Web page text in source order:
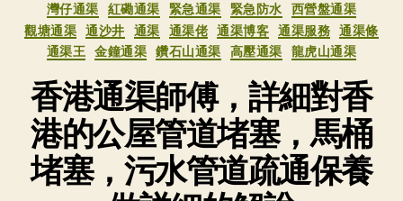
灣仔通渠
紅磡通渠 緊急通渠 緊急防水
西營盤通渠
觀塘通渠 通沙井 通渠 通渠佬 通渠博客 通渠服務
通渠條
通渠王 金鐘通渠 鑽石山通渠 高壓通渠 龍虎山通渠
香港通渠師傅，詳細對香
港的公屋管道堵塞，馬桶
堵塞，污水管道疏通保養